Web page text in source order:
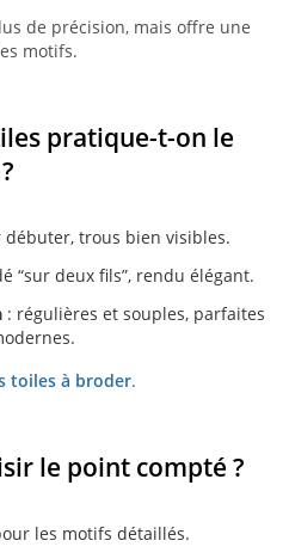
de précision, mais offre une
motifs.
pratique-t-on le
débuter, trous bien visibles.
“sur deux fils”, rendu élégant.
: régulières et souples, parfaites
toiles à broder.
le point compté ?
les motifs détaillés.